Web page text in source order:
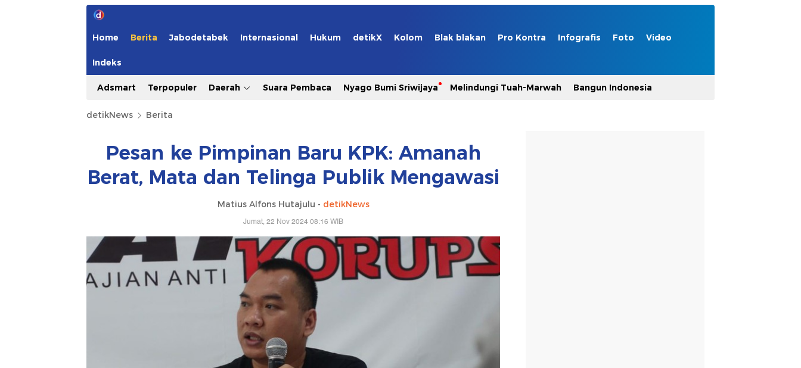
Home Berita Jabodetabek Internasional Hukum detikX Kolom Blak blakan Pro Kontra Infografis Foto Video
Indeks
Adsmart Terpopuler Daerah Suara Pembaca Nyago Bumi Sriwijaya Melindungi Tuah-Marwah Bangun Indonesia
detikNews Berita
Pesan ke Pimpinan Baru KPK: Amanah
Berat, Mata dan Telinga Publik Mengawasi
Matius Alfons Hutajulu - detikNews
Jumat, 22 Nov 2024 08:16 WIB